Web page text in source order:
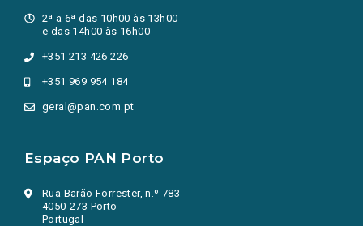
2ª a 6ª das 10h00 às 13h00
e das 14h00 às 16h00
+351 213 426 226
+351 969 954 184
geral@pan.com.pt
Espaço PAN Porto
Rua Barão Forrester, n.º 783
4050-273 Porto
Portugal